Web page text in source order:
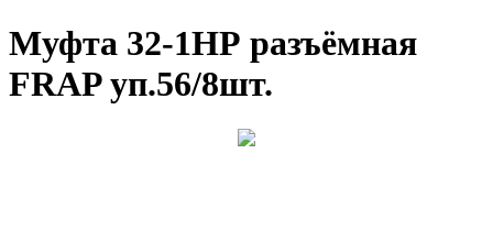
Муфта 32-1НР разъёмная
FRAP уп.56/8шт.